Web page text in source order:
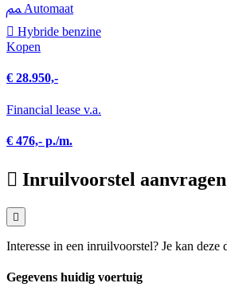
Automaat
Hybride benzine
Kopen
€ 28.950,-
Financial lease v.a.
€ 476,- p./m.
Inruilvoorstel aanvragen
Interesse in een inruilvoorstel? Je kan deze
Gegevens huidig voertuig